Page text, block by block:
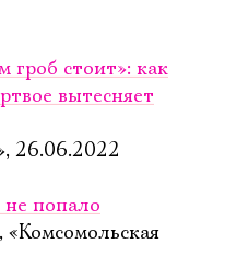
гроб стоит»: как
вытесняет
26.06.2022
попало